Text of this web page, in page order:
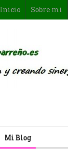
Inicio Sobre mi
Mi Blog